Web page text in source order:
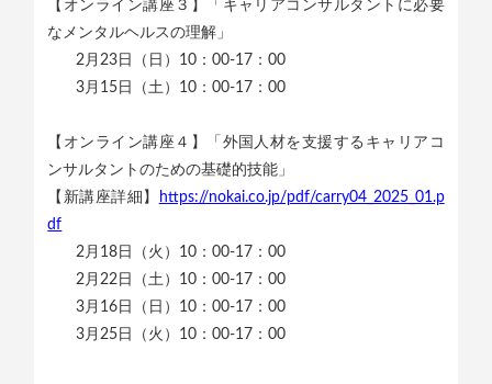
【オンライン講座３】「キャリアコンサルタントに必要
なメンタルヘルスの理解」
2月23日（日）10：00-17：00
3月15日（土）10：00-17：00
【オンライン講座４】「外国人材を支援するキャリアコ
ンサルタントのための基礎的技能」
【新講座詳細】
https://nokai.co.jp/pdf/carry04_2025_01.p
df
2月18日（火）10：00-17：00
2月22日（土）10：00-17：00
3月16日（日）10：00-17：00
3月25日（火）10：00-17：00